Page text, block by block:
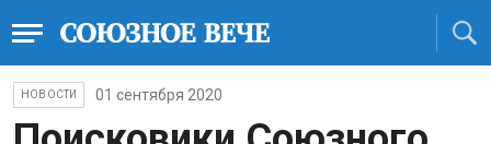
НОВОСТИ 01 сентября 2020